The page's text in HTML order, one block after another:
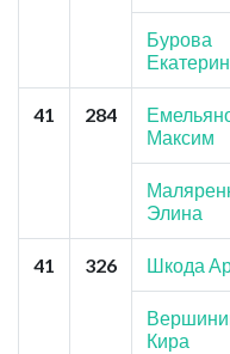
Бурова
41 284
Максим
Элина
41 326 Шкода
Кира